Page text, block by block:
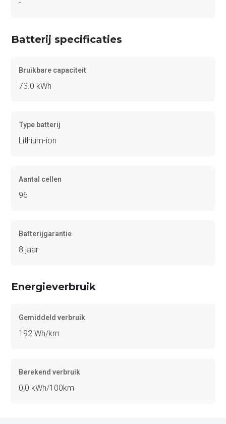
-
Batterij specificaties
Bruikbare capaciteit
73.0 kWh
Type batterij
Lithium-ion
Aantal cellen
96
Batterijgarantie
8 jaar
Energieverbruik
Gemiddeld verbruik
192 Wh/km
Berekend verbruik
0,0 kWh/100km